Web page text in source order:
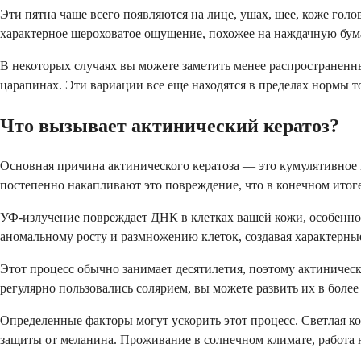
Эти пятна чаще всего появляются на лице, ушах, шее, коже
характерное шероховатое ощущение, похожее на наждачную
В некоторых случаях вы можете заметить менее
царапинах. Эти вариации все еще находятся в пределах нормы
Что вызывает актинический кератоз?
Основная причина актинического кератоза — это
постепенно накапливают это повреждение, что в конечном
УФ-излучение повреждает ДНК в клетках вашей кожи,
аномальному росту и размножению клеток, создавая
Этот процесс обычно занимает десятилетия, поэтому
регулярно пользовались солярием, вы можете развить их в
Определенные факторы могут ускорить этот процесс. Светлая
защиты от меланина. Проживание в солнечном климате,